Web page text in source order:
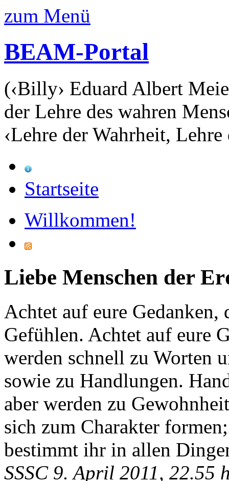
zum Menü
BEAM-Portal
(‹Billy› Eduard Albert
der Lehre des wahren
‹Lehre der Wahrheit, Lehre
Startseite
Willkommen!
Liebe Menschen der
Achtet auf eure Gedanken,
Gefühlen. Achtet auf eure
werden schnell zu Worten
sowie zu Handlungen.
aber werden zu
sich zum Charakter
bestimmt ihr in allen
SSSC 9. April 2011, 22.55